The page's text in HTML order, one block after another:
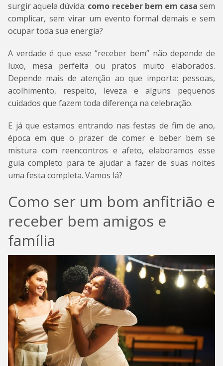
surgir aquela dúvida: como receber bem em casa sem
complicar, sem virar um evento formal demais e sem
ocupar toda sua energia?
A verdade é que esse “receber bem” não depende de
luxo, mesa perfeita ou pratos muito elaborados.
Depende mais de atenção ao que importa: pessoas,
acolhimento, respeito, leveza e alguns pequenos
cuidados que fazem toda diferença na celebração.
E já que estamos entrando nas festas de fim de ano,
época em que o prazer de comer e beber bem se
mistura com reencontros e afeto, elaboramos esse
guia completo para te ajudar a fazer de suas noites
uma festa completa. Vamos lá?
Como ser um bom anfitrião e
receber bem amigos e
família